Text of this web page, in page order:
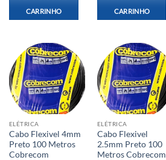
CARRINHO
CARRINHO
ELÉTRICA
Cabo Flexivel 4mm
Preto 100 Metros
Cobrecom
ELÉTRICA
Cabo Flexivel
2.5mm Preto 100
Metros Cobrecom